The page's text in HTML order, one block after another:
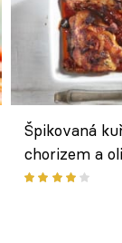
Špikovaná
chorizem a
letní